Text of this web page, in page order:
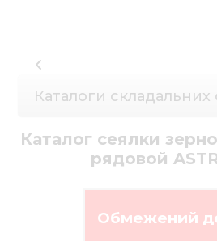
Каталоги
Каталог сеялки
рядовой
Обмежений